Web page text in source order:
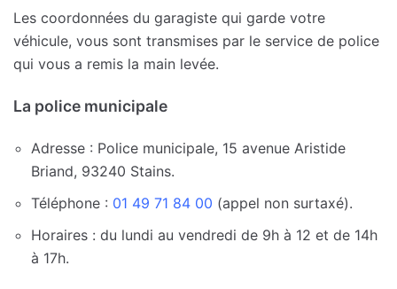
Les coordonnées du garagiste qui garde votre
véhicule, vous sont transmises par le service de police
qui vous a remis la main levée.
La police municipale
Adresse : Police municipale, 15 avenue Aristide
Briand, 93240 Stains.
Téléphone : 01 49 71 84 00 (appel non surtaxé).
Horaires : du lundi au vendredi de 9h à 12 et de 14h
à 17h.